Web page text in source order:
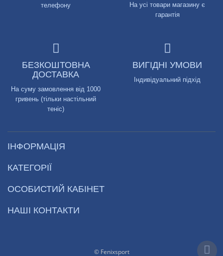
телефону
На усі товари магазину є
гарантія
БЕЗКОШТОВНА
ДОСТАВКА
На суму замовлення від 1000
гривень (тільки настільний
теніс)
ВИГІДНІ УМОВИ
Індивідуальний підхід
ІНФОРМАЦІЯ
КАТЕГОРІЇ
ОСОБИСТИЙ КАБІНЕТ
НАШІ КОНТАКТИ
© Fenixsport